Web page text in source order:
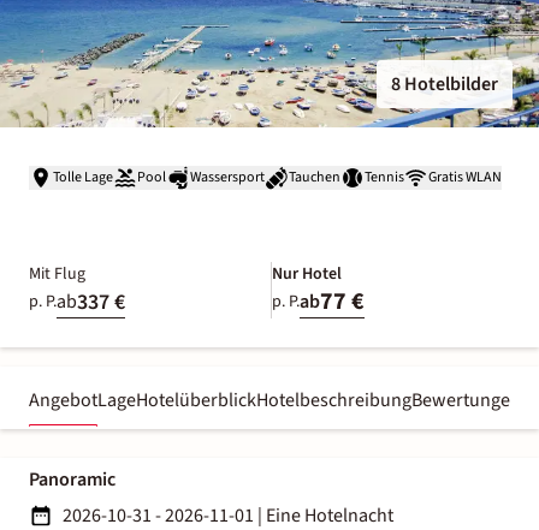
8 Hotelbilder
Tolle Lage Pool Wassersport Tauchen Tennis Gratis WLAN
Mit Flug
p. P.ab337 €
Nur Hotel
p. P.ab77 €
AngebotLageHotelüberblickHotelbeschreibungBewertungen
Panoramic
2026-10-31 - 2026-11-01 | Eine Hotelnacht